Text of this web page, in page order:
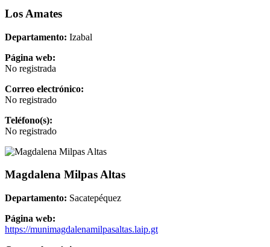
Los Amates
Departamento: Izabal
Página web:
No registrada
Correo electrónico:
No registrado
Teléfono(s):
No registrado
Magdalena Milpas Altas
Departamento: Sacatepéquez
Página web:
https://munimagdalenamilpasaltas.laip.gt